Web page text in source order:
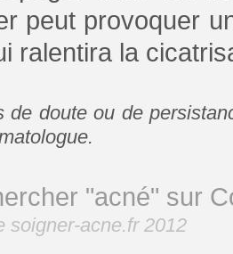
peut provoquer
ralentira la
de doute ou de
"acné" sur
soigner-acne.fr 2012